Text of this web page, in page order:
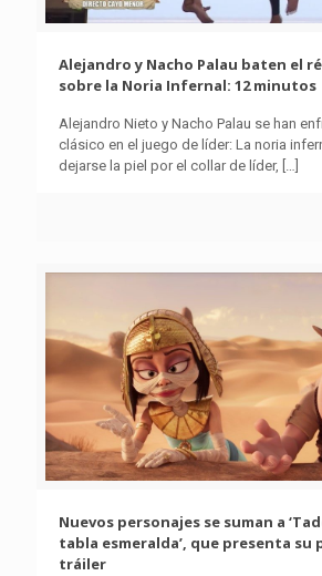
Alejandro y Nacho Palau baten el
sobre la Noria Infernal: 12 minutos
Alejandro Nieto y Nacho Palau se han
clásico en el juego de líder: La noria
dejarse la piel por el collar de líder,
Nuevos personajes se suman a
tabla esmeralda’, que presenta su
tráiler